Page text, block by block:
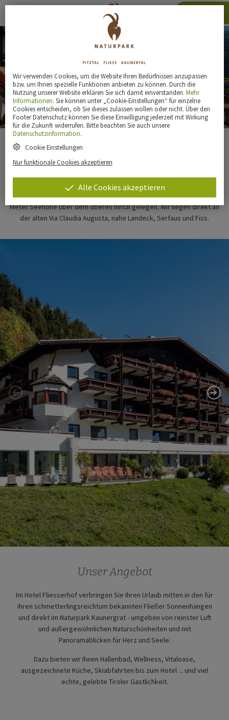
Panoramahotel Fließerhof
Bei uns hat Gastfreundschaft Tradition!
Schön, dass Sie uns im Herzen der Tiroler Berge gefunden haben. Es
erwartet Sie ein äußerst gastfreundliches 4-Sternehotel, auf 1.200
Meter Seehöhe über dem oberen Inntal gelegen. Wir liegen direkt an
der alten Via Claudia Augusta, nahe Landeck, Serfaus und Fiss.
Unser Angebot
Im Hotel Fliesserhof verbringen Sie Ihren Urlaub mitten in den für
ihren schmetterlingsreichtum bekannten Fließer Sonnenhängen
und direkt im Naturpark Kaunergrat - umgeben von reinster Luft
und außergewöhnlichen Naturschönheiten und mit
Panoramablicken für Herz und Seele.
Dazu bieten wir Ihnen Hallenbad, Wellness, Vitaloase,
ausgezeichnete Küche, Skiabfahrten bis zum Hotel ... und viel
echte, gelebte Tiroler Gastlichkeit.
Wir verwenden Cookies, um die Website Ihren Bedürfnissen anzupassen
bzw. um Ihnen spezielle Funktionen anbieten zu können. Durch die
Nutzung unserer Website erklären Sie sich damit einverstanden. Mehr
Informationen. Sie können unter „Cookie-Einstellungen“ für einzelne
Cookies entscheiden, ob Sie dieses zulassen wollen oder nicht. Über den
Footer Datenschutz können Sie diese Einwilligung jederzeit mit Wirkung
für die Zukunft widerrufen. Bitte beachten Sie auch unsere
Datenschutzinformation.
Cookie Einstellungen
Nur funktionale Cookies akzeptieren
Alle Cookies akzeptieren